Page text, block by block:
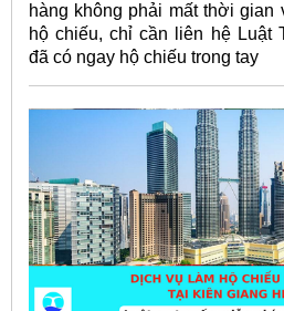
hàng không phải mất thời
hộ chiếu, chỉ cần liên hệ Luật
đã có ngay hộ chiếu trong tay